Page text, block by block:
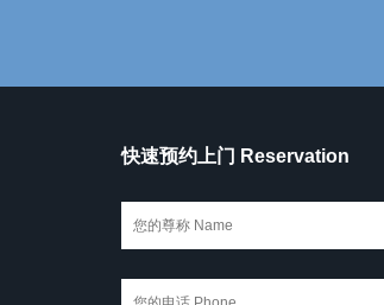
快速预约上门 Reservation